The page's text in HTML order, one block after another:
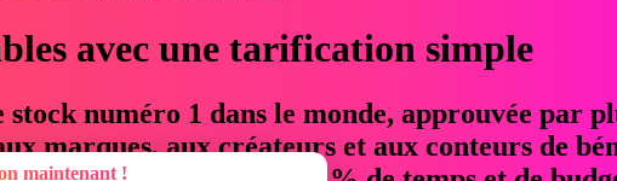
avec une tarification simple
numéro 1 dans le monde, approuvée par
marques, aux créateurs et aux conteurs de
!